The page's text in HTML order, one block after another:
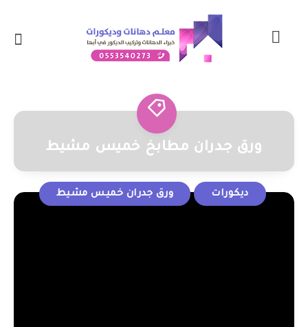
ورق جدران مطابخ خميس مشيط
ديكورات ورق جدران خميس مشيط